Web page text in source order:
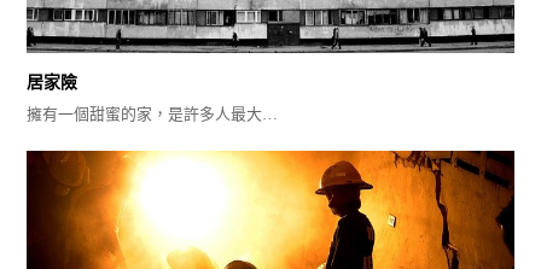
居家險
擁有一個甜蜜的家，是許多人最大…